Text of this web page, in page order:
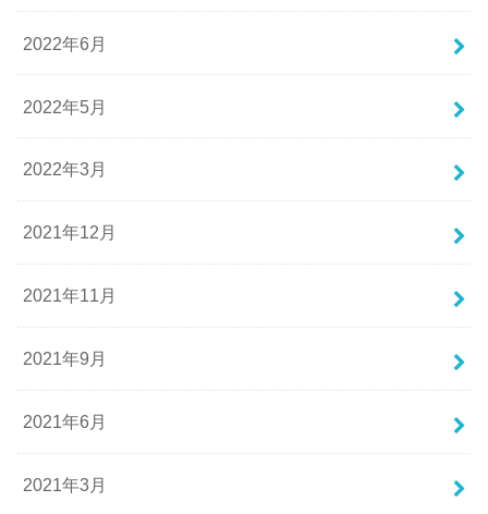
2022年6月
2022年5月
2022年3月
2021年12月
2021年11月
2021年9月
2021年6月
2021年3月